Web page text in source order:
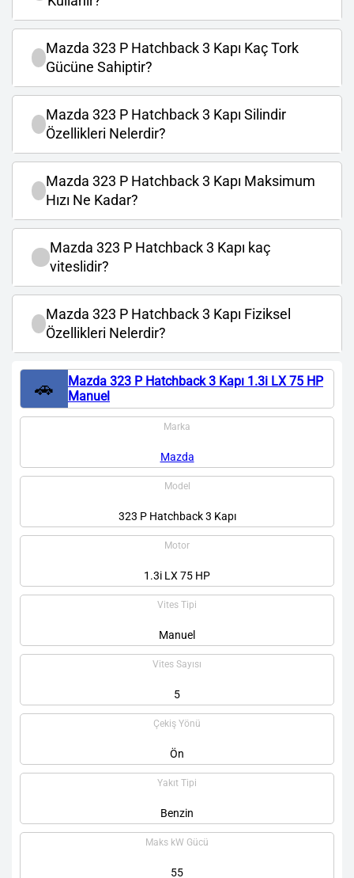
Mazda 323 P Hatchback 3 Kapı Kaç Tork
Gücüne Sahiptir?
Mazda 323 P Hatchback 3 Kapı Silindir
Özellikleri Nelerdir?
Mazda 323 P Hatchback 3 Kapı Maksimum
Hızı Ne Kadar?
Mazda 323 P Hatchback 3 Kapı kaç
viteslidir?
Mazda 323 P Hatchback 3 Kapı Fiziksel
Özellikleri Nelerdir?
🚗
Mazda 323 P Hatchback 3 Kapı 1.3i LX 75 HP
Manuel
Marka
Mazda
Model
323 P Hatchback 3 Kapı
Motor
1.3i LX 75 HP
Vites Tipi
Manuel
Vites Sayısı
5
Çekiş Yönü
Ön
Yakıt Tipi
Benzin
Maks kW Gücü
55